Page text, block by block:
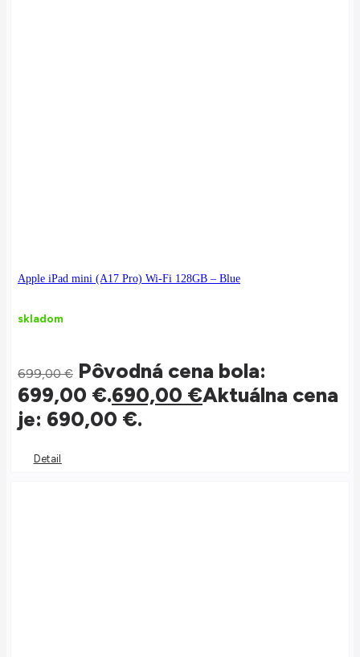
Apple iPad mini (A17 Pro) Wi-Fi 128GB – Blue
skladom
699,00€ Pôvodná cena bola:
699,00 €.690,00 €Aktuálna cena
je: 690,00 €.
Detail